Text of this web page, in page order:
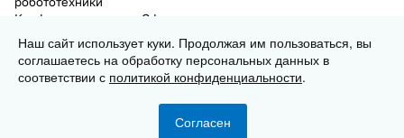
Заказать
Корзина Избранные
Конфиденциальность Оферта
Наш сайт использует куки. Продолжая им пользоваться, вы
соглашаетесь на обработку персональных данных в
соответствии с политикой конфиденциальности.
Согласен